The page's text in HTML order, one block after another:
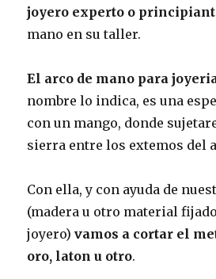
joyero experto o
mano en su taller.
El arco de mano para
nombre lo indica, es una
con un mango, donde
sierra entre los extemos del
Con ella, y con ayuda de
(madera u otro material
joyero)vamos a cortar el
oro, laton u otro.